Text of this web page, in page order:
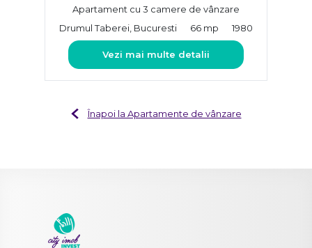
Apartament cu 3 camere de vânzare
Drumul Taberei, Bucuresti
66 mp 1980
Vezi mai multe detalii
Înapoi la Apartamente de vânzare